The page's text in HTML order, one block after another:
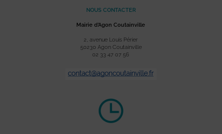
NOUS CONTACTER
Mairie d’Agon Coutainville
2, avenue Louis Périer
50230 Agon Coutainville
02 33 47 07 56